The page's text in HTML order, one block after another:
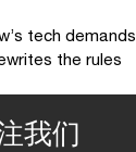
tech demands
the rules
我们